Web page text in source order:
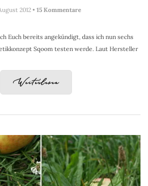
2012 • 15 Kommentare
Euch bereits angekündigt, dass ich nun sechs
Sqoom testen werde. Laut Hersteller
Weiterlesen